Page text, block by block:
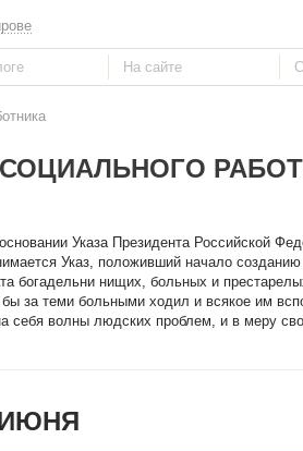
Указа Президента Российской
Указ, положивший начало
богадельни нищих, больных и
за теми больными ходил и всякое им
себя волны людских проблем, и в меру